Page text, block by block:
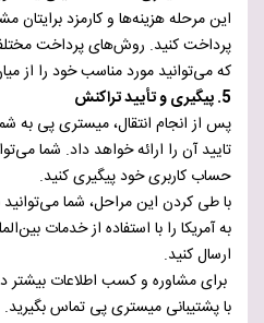
این مرحله هزینه‌ها و کارمزد
پرداخت کنید. روش‌های پرداخت
که می‌توانید مورد مناسب خود را از
5. پیگیری و تأیید تراکنش
پس از انجام انتقال، میستری پی به
تایید آن را ارائه خواهد داد. شما
حساب کاربری خود پیگیری کنید.
با طی کردن این مراحل، شما می‌توانید
به آمریکا را با استفاده از خدمات
ارسال کنید.
برای مشاوره و کسب اطلاعات بیشتر
با پشتیبانی میستری پی تماس بگیرید.